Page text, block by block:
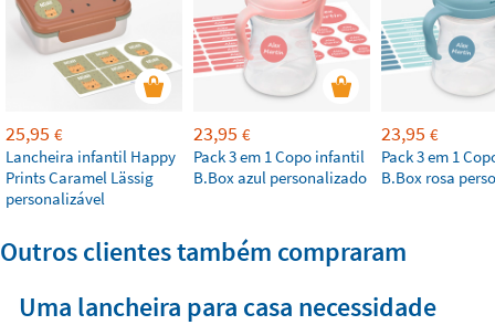
25,95 €
Lancheira infantil Happy
Prints Caramel Lässig
personalizável
23,95 €
Pack 3 em 1 Copo infantil
B.Box azul personalizado
23,95 €
Pack 3 em 1
B.Box rosa
Outros clientes também compraram
Uma lancheira para casa necessidade